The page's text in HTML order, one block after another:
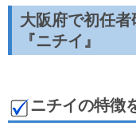
大阪府で初任者
『ニチイ』
ニチイの特徴